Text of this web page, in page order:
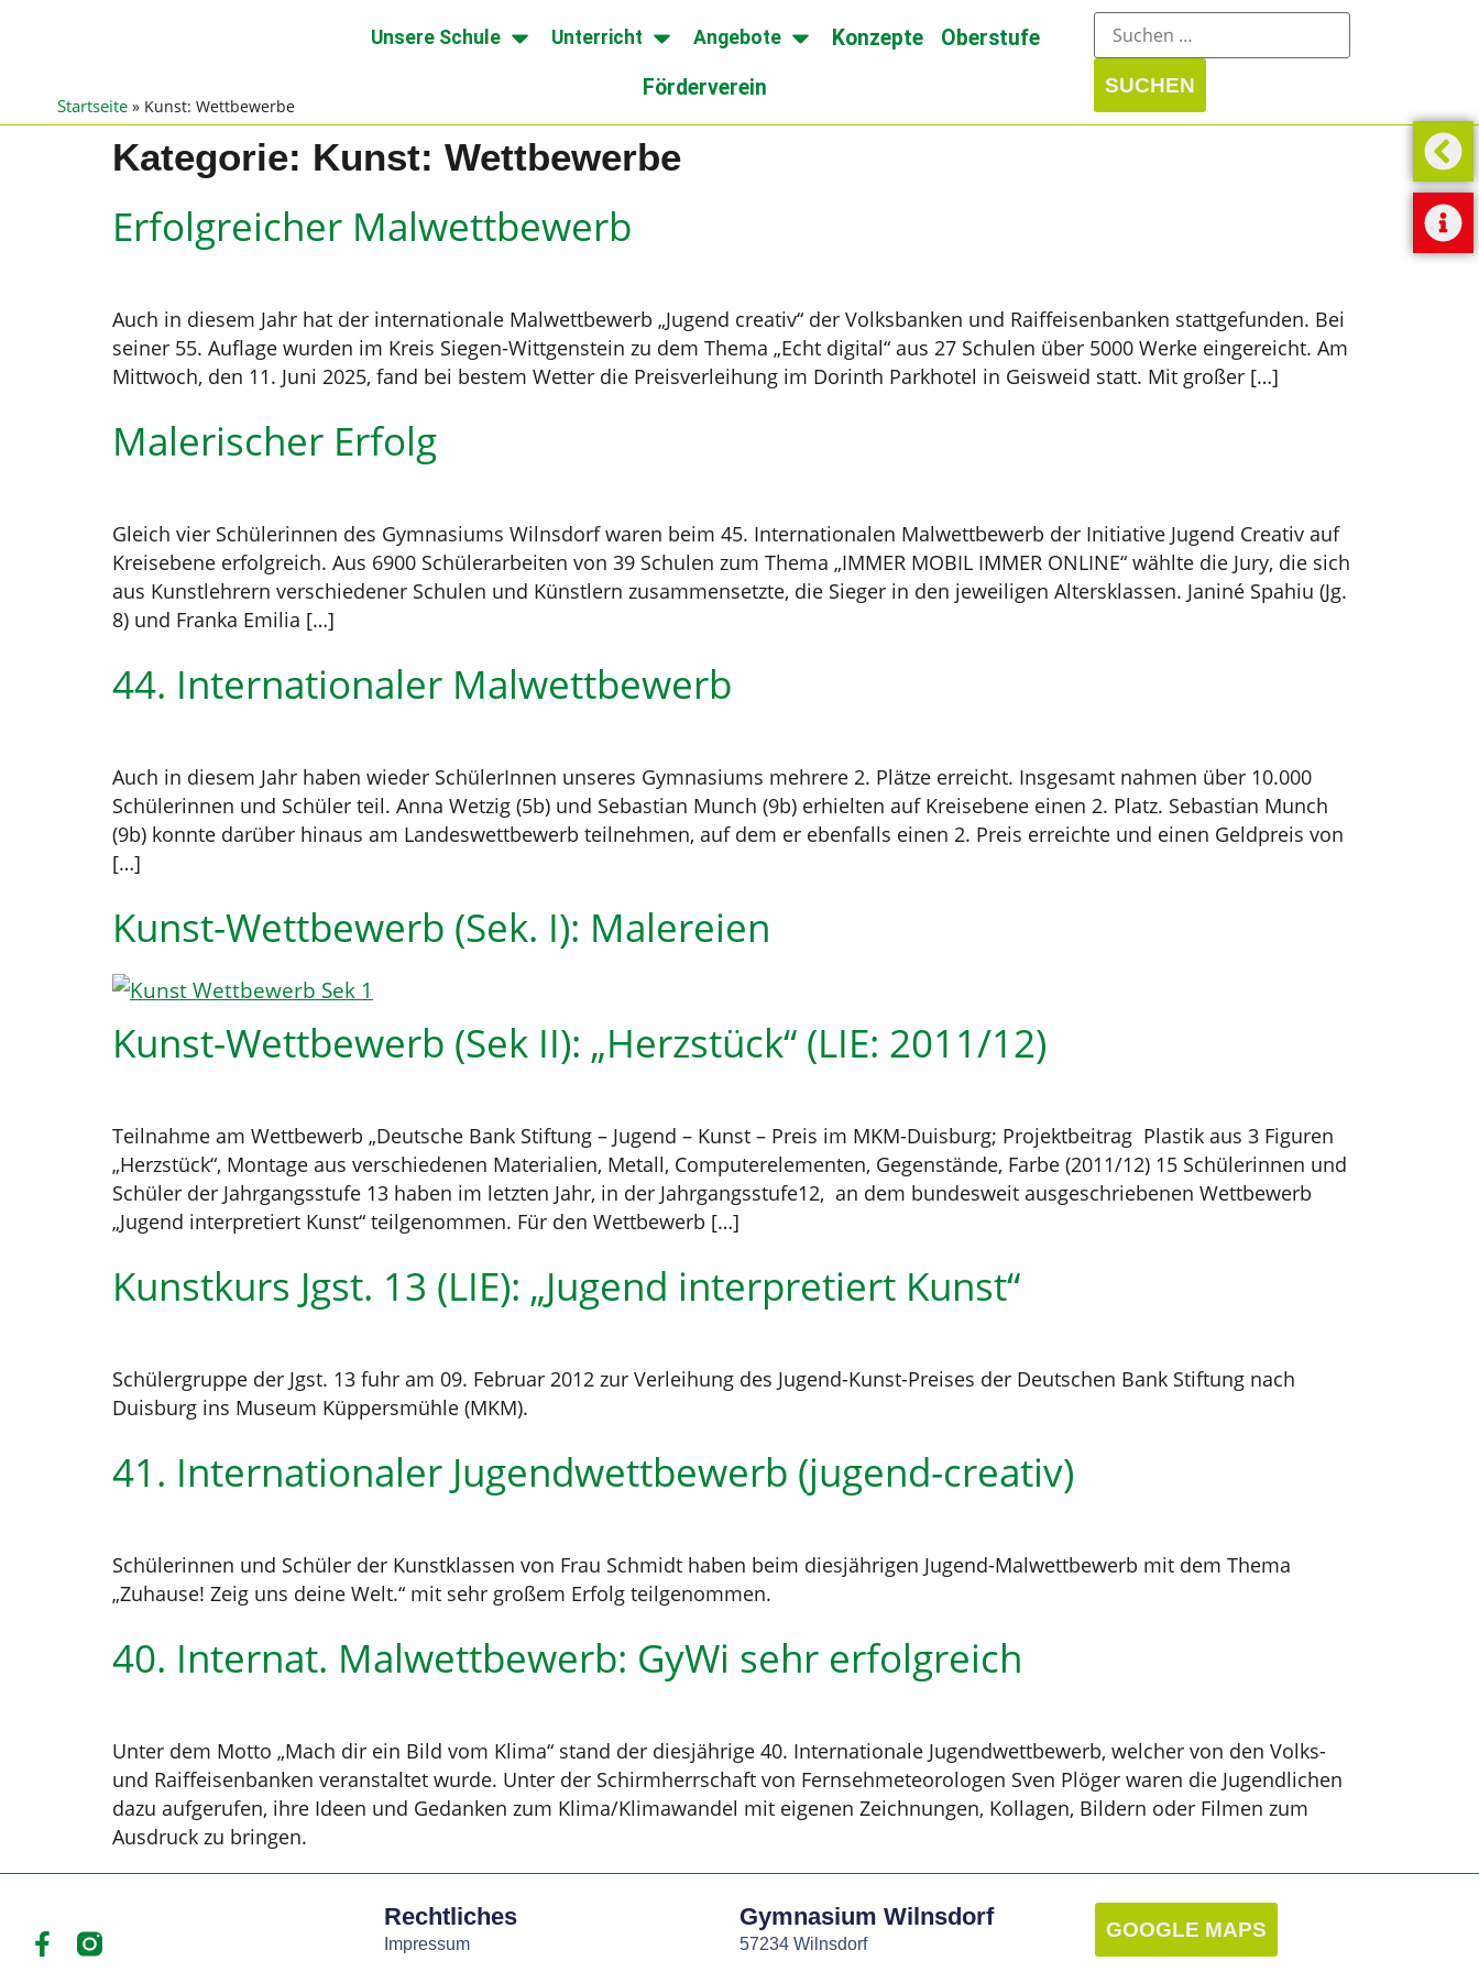
Startseite » Kunst: Wettbewerbe
Unsere Schule Unterricht Angebote Konzepte
Oberstufe
Förderverein
Kategorie: Kunst: Wettbewerbe
Erfolgreicher Malwettbewerb
Auch in diesem Jahr hat der internationale Malwettbewerb „Jugend creativ“ der Volksbanken und Raiffeisenbanken stattgefunden. Bei
seiner 55. Auflage wurden im Kreis Siegen-Wittgenstein zu dem Thema „Echt digital“ aus 27 Schulen über 5000 Werke eingereicht. Am
Mittwoch, den 11. Juni 2025, fand bei bestem Wetter die Preisverleihung im Dorinth Parkhotel in Geisweid statt. Mit großer […]
Malerischer Erfolg
Gleich vier Schülerinnen des Gymnasiums Wilnsdorf waren beim 45. Internationalen Malwettbewerb der Initiative Jugend Creativ auf
Kreisebene erfolgreich. Aus 6900 Schülerarbeiten von 39 Schulen zum Thema „IMMER MOBIL IMMER ONLINE“ wählte die Jury, die sich
aus Kunstlehrern verschiedener Schulen und Künstlern zusammensetzte, die Sieger in den jeweiligen Altersklassen. Janiné Spahiu (Jg.
8) und Franka Emilia […]
44. Internationaler Malwettbewerb
Auch in diesem Jahr haben wieder SchülerInnen unseres Gymnasiums mehrere 2. Plätze erreicht. Insgesamt nahmen über 10.000
Schülerinnen und Schüler teil. Anna Wetzig (5b) und Sebastian Munch (9b) erhielten auf Kreisebene einen 2. Platz. Sebastian Munch
(9b) konnte darüber hinaus am Landeswettbewerb teilnehmen, auf dem er ebenfalls einen 2. Preis erreichte und einen Geldpreis von
[…]
Kunst-Wettbewerb (Sek. I): Malereien
Kunst-Wettbewerb (Sek II): „Herzstück“ (LIE: 2011/12)
Teilnahme am Wettbewerb „Deutsche Bank Stiftung – Jugend – Kunst – Preis im MKM-Duisburg; Projektbeitrag Plastik aus 3 Figuren
„Herzstück“, Montage aus verschiedenen Materialien, Metall, Computerelementen, Gegenstände, Farbe (2011/12) 15 Schülerinnen und
Schüler der Jahrgangsstufe 13 haben im letzten Jahr, in der Jahrgangsstufe12, an dem bundesweit ausgeschriebenen Wettbewerb
„Jugend interpretiert Kunst“ teilgenommen. Für den Wettbewerb […]
Kunstkurs Jgst. 13 (LIE): „Jugend interpretiert Kunst“
Schülergruppe der Jgst. 13 fuhr am 09. Februar 2012 zur Verleihung des Jugend-Kunst-Preises der Deutschen Bank Stiftung nach
Duisburg ins Museum Küppersmühle (MKM).
41. Internationaler Jugendwettbewerb (jugend-creativ)
Schülerinnen und Schüler der Kunstklassen von Frau Schmidt haben beim diesjährigen Jugend-Malwettbewerb mit dem Thema
„Zuhause! Zeig uns deine Welt.“ mit sehr großem Erfolg teilgenommen.
40. Internat. Malwettbewerb: GyWi sehr erfolgreich
Unter dem Motto „Mach dir ein Bild vom Klima“ stand der diesjährige 40. Internationale Jugendwettbewerb, welcher von den Volks-
und Raiffeisenbanken veranstaltet wurde. Unter der Schirmherrschaft von Fernsehmeteorologen Sven Plöger waren die Jugendlichen
dazu aufgerufen, ihre Ideen und Gedanken zum Klima/Klimawandel mit eigenen Zeichnungen, Kollagen, Bildern oder Filmen zum
Ausdruck zu bringen.
Rechtliches
Impressum
Gymnasium Wilnsdorf
57234 Wilnsdorf
GOOGLE MAPS